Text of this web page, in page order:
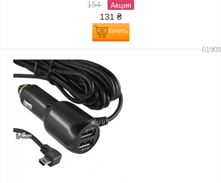
154 Акция
131 ₴
Купить